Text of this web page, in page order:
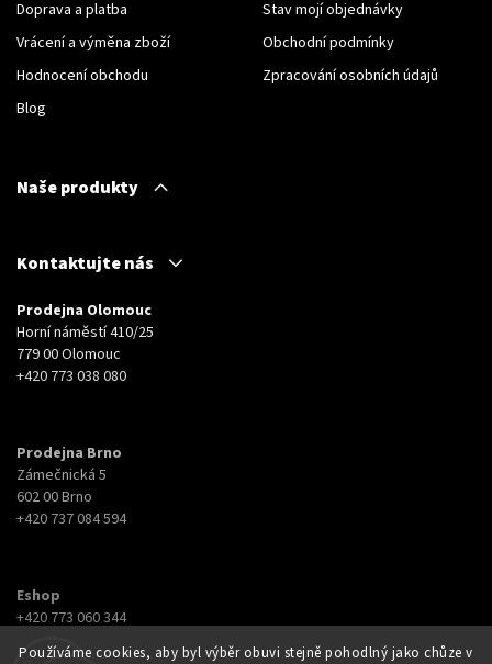
Používáme cookies, aby byl výběr obuvi stejně pohodlný jako chůze v
Doprava a platba
Vrácení a výměna zboží
Hodnocení obchodu
Blog
Stav mojí objednávky
Obchodní podmínky
Zpracování osobních údajů
Naše produkty
Kontaktujte nás
Prodejna Olomouc
Horní náměstí 410/25
779 00 Olomouc
+420 773 038 080
Prodejna Brno
Zámečnická 5
602 00 Brno
+420 737 084 594
Eshop
+420 773 060 344
eshop@botyna.cz